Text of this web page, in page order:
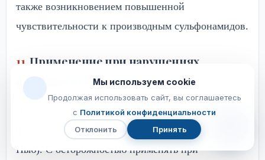
также возникновением повышенной
чувствительности к производным сульфонамидов.
Применение при нарушениях
функции печени
Противопоказан при выраженных нарушениях
функции печени (более 9 баллов по шкале Чайлд-
Пью). С осторожностью применять при
с
Мы используем cookie
Продолжая использовать сайт, вы соглашаетесь
с Политикой конфиденциальности
Отклонить Принять